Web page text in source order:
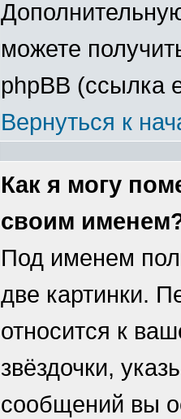
можете
phpBB (ссылка
Вернуться к
Как я могу
своим
Под именем
две картинки.
относится к
звёздочки,
сообщений вы